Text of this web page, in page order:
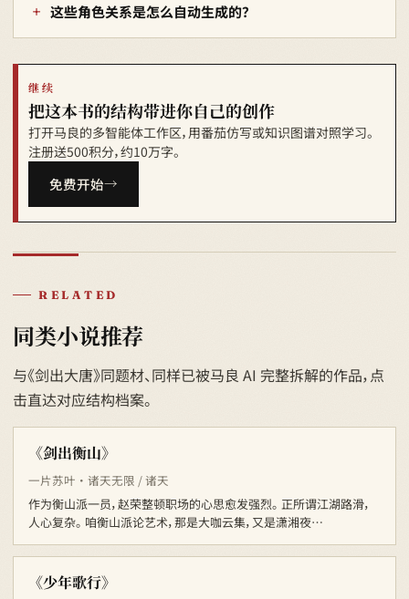
这些角色关系是怎么自动生成的？
继续
把这本书的结构带进你自己的创作
打开马良的多智能体工作区，用番茄仿写或知识图谱对照学习。
注册送500积分，约10万字。
免费开始
RELATED
同类小说推荐
与《剑出大唐》同题材、同样已被马良 AI 完整拆解的作品，点
击直达对应结构档案。
《剑出衡山》
一片苏叶 · 诸天无限 / 诸天
作为衡山派一员，赵荣整顿职场的心思愈发强烈。 正所谓江湖路滑，
人心复杂。 咱衡山派论艺术，那是大咖云集，又是潇湘夜…
《少年歌行》